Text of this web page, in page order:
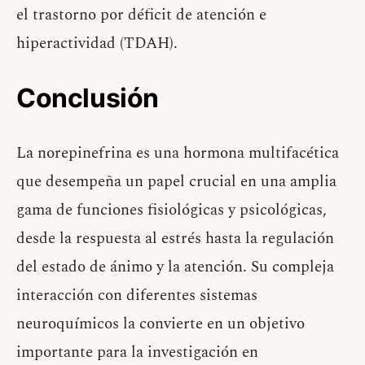
el trastorno por déficit de atención e
hiperactividad (TDAH).
Conclusión
La norepinefrina es una hormona multifacética
que desempeña un papel crucial en una amplia
gama de funciones fisiológicas y psicológicas,
desde la respuesta al estrés hasta la regulación
del estado de ánimo y la atención. Su compleja
interacción con diferentes sistemas
neuroquímicos la convierte en un objetivo
importante para la investigación en